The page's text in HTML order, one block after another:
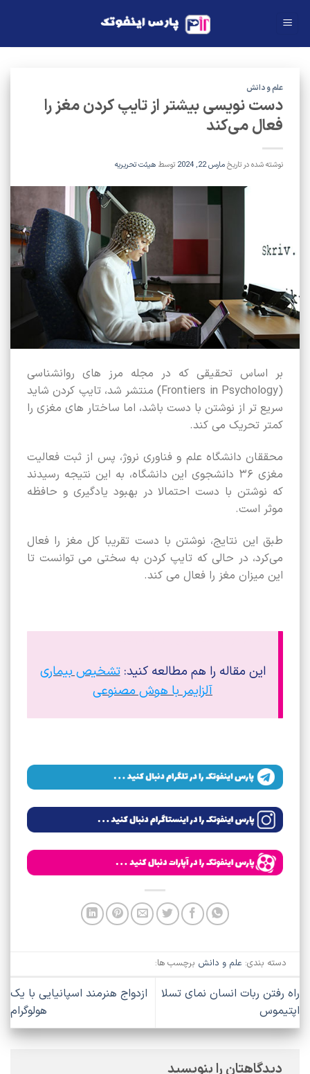
علم و دانش
دست‌ نویسی بیشتر از تایپ‌ کردن مغز را
فعال می‌کند
نوشته شده در تاریخمارس 22, 2024 توسط هیئت تحریریه
بر اساس تحقیقی که در مجله مرز های روانشناسی
(Frontiers in Psychology) منتشر شد، تایپ کردن شاید
سریع‌ تر از نوشتن با دست باشد، اما ساختار های مغزی را
کمتر تحریک می‌ کند.
محققان دانشگاه علم و فناوری نروژ، پس از ثبت فعالیت
مغزی ۳۶ دانشجوی این دانشگاه، به این نتیجه رسیدند
که نوشتن با دست احتمالا در بهبود یادگیری و حافظه
موثر است.
طبق این نتایج، نوشتن با دست‌ تقریبا کل مغز را فعال
می‌کرد، در حالی که تایپ کردن به‌ سختی می‌ توانست تا
این میزان مغز را فعال می‌‌ کند.
این مقاله را هم مطالعه کنید:تشخیص بیماری
آلزایمر با هوش مصنوعی
دسته بندی: علم و دانش برچسب ها:
راه‌ رفتن ربات انسان‌ نمای تسلا
اپتیموس
ازدواج هنرمند اسپانیایی با یک
هولوگرام
دیدگاهتان را بنویسید